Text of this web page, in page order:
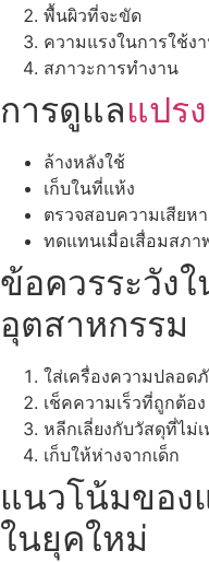
พื้นผิวที่จะขัด
ความแรงในการใช้ง
สภาวะการทำงาน
การดูแลแปร
ล้างหลังใช้
เก็บในที่แห้ง
ตรวจสอบความเสียห
ทดแทนเมื่อเสื่อมสภา
ข้อควรระวัง
อุตสาหกรรม
ใส่เครื่องความปลอด
เช็คความเร็วที่ถูกต้อง
หลีกเลี่ยงกับวัสดุที่ไม่
เก็บให้ห่างจากเด็ก
แนวโน้มของ
ในยุคใหม่